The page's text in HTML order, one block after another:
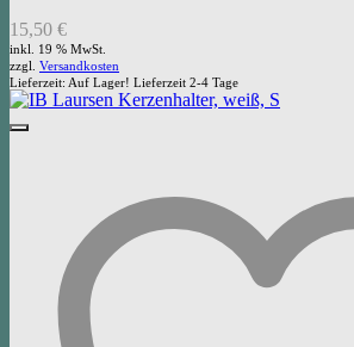
15,50 €
inkl. 19 % MwSt.
zzgl. Versandkosten
Lieferzeit: Auf Lager! Lieferzeit 2-4 Tage